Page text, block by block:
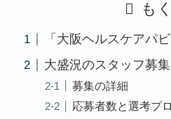
も
「大阪ヘルスケアパ
大盛況のスタッフ募集
募集の詳細
応募者数と選考プ